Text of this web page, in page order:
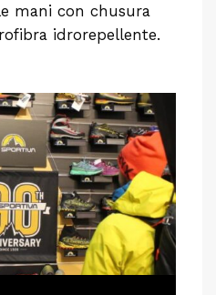
mani con chusura
idrorepellente.